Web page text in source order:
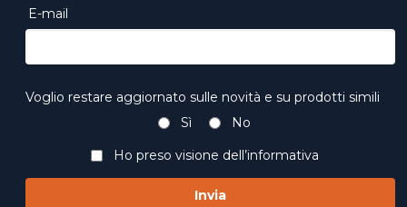
E-mail
Voglio restare aggiornato sulle novità e su prodotti simili
Sì
No
Ho preso visione dell’informativa
Invia